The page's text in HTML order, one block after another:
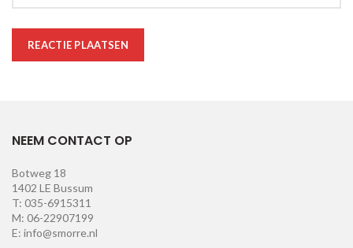
NEEM CONTACT OP
Botweg 18
1402 LE Bussum
T: 035-6915311
M: 06-22907199
E: info@smorre.nl